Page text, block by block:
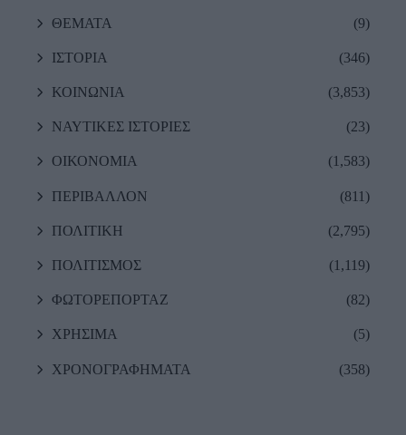
ΘΕΜΑΤΑ (9)
ΙΣΤΟΡΙΑ (346)
ΚΟΙΝΩΝΙΑ (3,853)
ΝΑΥΤΙΚΕΣ ΙΣΤΟΡΙΕΣ (23)
ΟΙΚΟΝΟΜΙΑ (1,583)
ΠΕΡΙΒΑΛΛΟΝ (811)
ΠΟΛΙΤΙΚΗ (2,795)
ΠΟΛΙΤΙΣΜΟΣ (1,119)
ΦΩΤΟΡΕΠΟΡΤΑΖ (82)
ΧΡΗΣΙΜΑ (5)
ΧΡΟΝΟΓΡΑΦΗΜΑΤΑ (358)